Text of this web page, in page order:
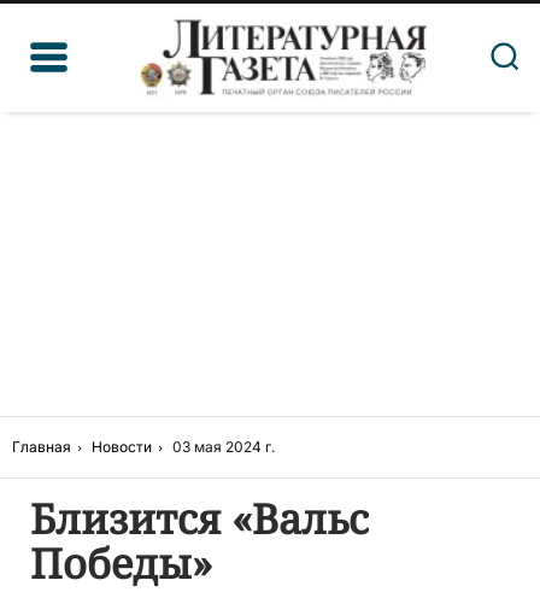
Главная Новости 03 мая 2024 г.
Близится «Вальс
Победы»